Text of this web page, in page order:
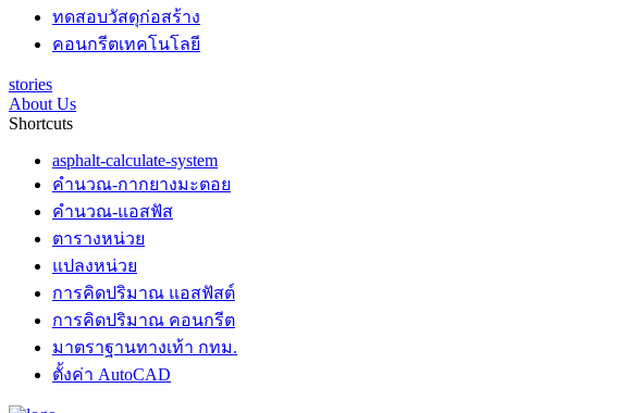
ทดสอบวัสดุก่อสร้าง
คอนกรีตเทคโนโลยี
stories
About Us
Shortcuts
asphalt-calculate-system
คำนวณ-กากยางมะตอย
คำนวณ-แอสฟัส
ตารางหน่วย
แปลงหน่วย
การคิดปริมาณ แอสฟัสต์
การคิดปริมาณ คอนกรีต
มาตราฐานทางเท้า กทม.
ตั้งค่า AutoCAD